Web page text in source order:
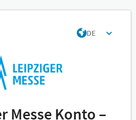
DE
Messe Konto –